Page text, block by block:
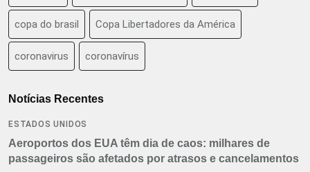
copa do brasil Copa Libertadores da América
coronavirus coronavírus
Notícias Recentes
ESTADOS UNIDOS
Aeroportos dos EUA têm dia de caos: milhares de
passageiros são afetados por atrasos e cancelamentos